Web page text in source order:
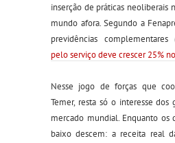
inserção de práticas neoliberais
mundo afora. Segundo a
previdências complementares
pelo serviço deve crescer 25%
Nesse jogo de forças que
Temer, resta só o interesse dos
mercado mundial. Enquanto os
baixo descem: a receita real